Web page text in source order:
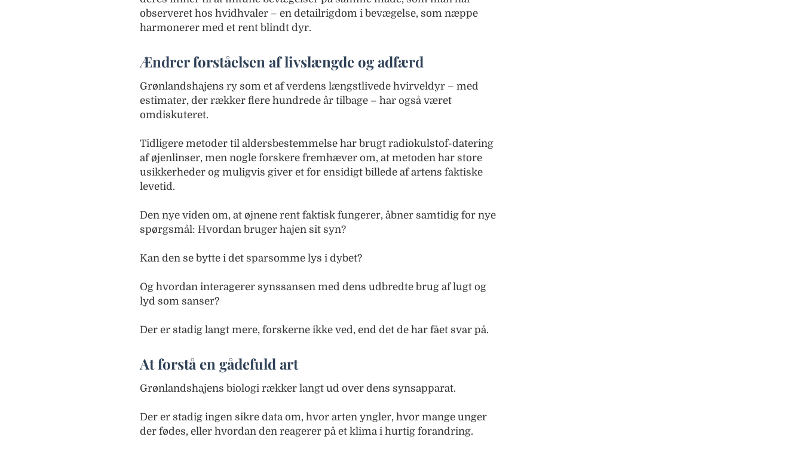
observeret hos hvidhvaler – en detailrigdom i bevægelse, som næppe
harmonerer med et rent blindt dyr.
Ændrer forståelsen af livslængde og adfærd
Grønlandshajens ry som et af verdens længstlivede hvirveldyr – med
estimater, der rækker flere hundrede år tilbage – har også været
omdiskuteret.
Tidligere metoder til aldersbestemmelse har brugt radiokulstof-datering
af øjenlinser, men nogle forskere fremhæver om, at metoden har store
usikkerheder og muligvis giver et for ensidigt billede af artens faktiske
levetid.
Den nye viden om, at øjnene rent faktisk fungerer, åbner samtidig for nye
spørgsmål: Hvordan bruger hajen sit syn?
Kan den se bytte i det sparsomme lys i dybet?
Og hvordan interagerer synssansen med dens udbredte brug af lugt og
lyd som sanser?
Der er stadig langt mere, forskerne ikke ved, end det de har fået svar på.
At forstå en gådefuld art
Grønlandshajens biologi rækker langt ud over dens synsapparat.
Der er stadig ingen sikre data om, hvor arten yngler, hvor mange unger
der fødes, eller hvordan den reagerer på et klima i hurtig forandring.